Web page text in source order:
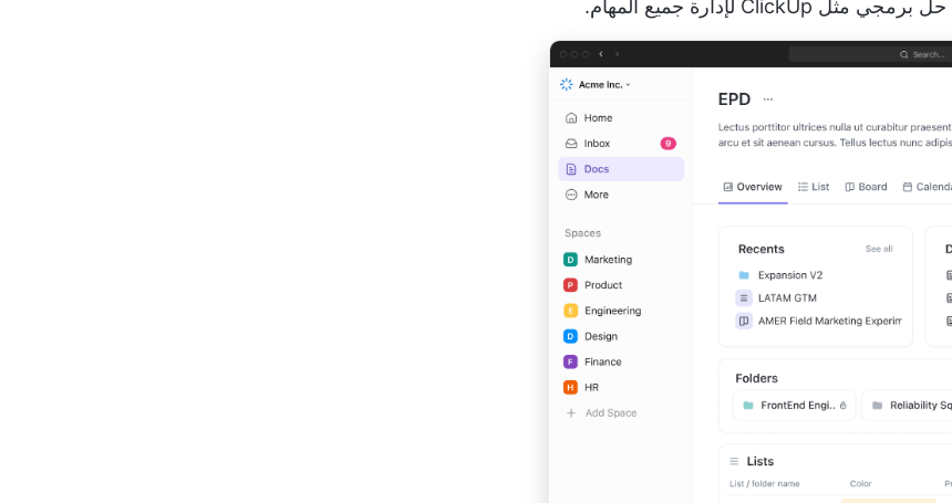
حل برمجي مثل ClickUp لإدارة جميع المهام.